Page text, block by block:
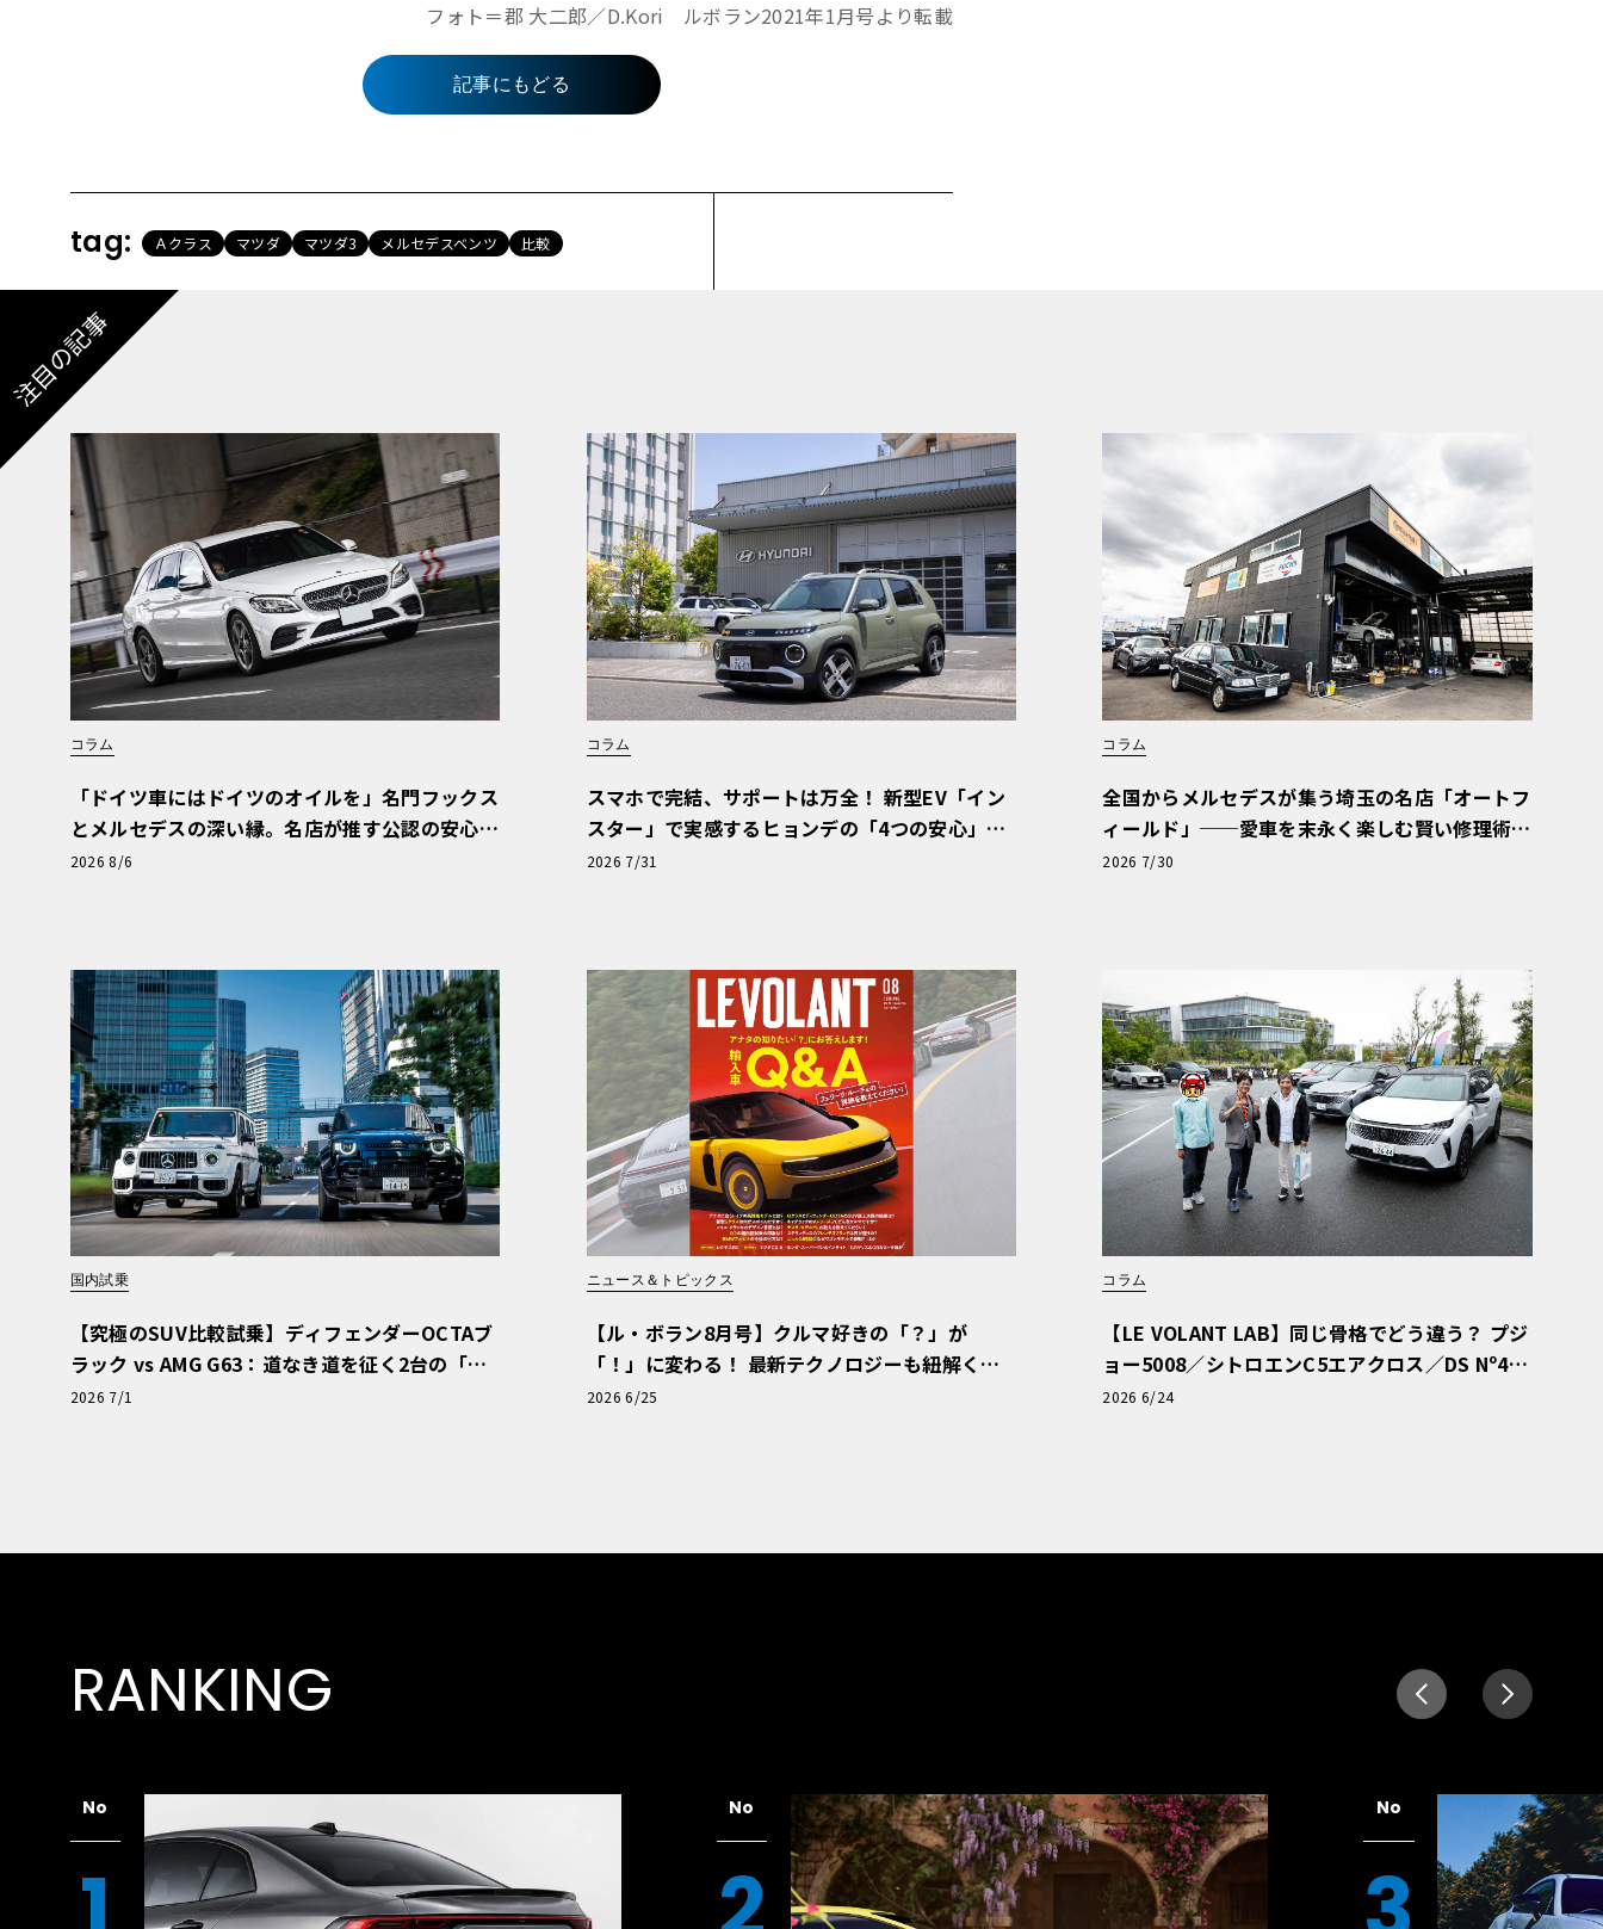
フォト＝郡 大二郎／D.Kori ルボラン2021年1月号より転載
記事にもどる
tag: Ａクラス マツダ マツダ3 メルセデスベンツ 比較
注目の記事
コラム
「ドイツ車にはドイツのオイルを」名門フックス
とメルセデスの深い縁。名店が推す公認の安心
と、Cクラスで味わうシルキーな走り〈PR〉
2026 8/6
コラム
スマホで完結、サポートは万全！ 新型EV「イン
スター」で実感するヒョンデの「4つの安心」
【第1回・ヒョンデ6つの疑問：Why? Hyunda
2026 7/31
コラム
全国からメルセデスが集う埼玉の名店「オートフ
ィールド」──愛車を末永く楽しむ賢い修理術
と、プロがフックス製オイルを選ぶ理由〈PR〉
2026 7/30
国内試乗
【究極のSUV比較試乗】ディフェンダーOCTAブ
ラック vs AMG G63：道なき道を征く2台の「対
極的アプローチ」
2026 7/1
ニュース＆トピックス
【ル・ボラン8月号】クルマ好きの「？」が
「！」に変わる！ 最新テクノロジーも紐解く
「輸入車Q&A」
2026 6/25
コラム
【LE VOLANT LAB】同じ骨格でどう違う？ プジ
ョー5008／シトロエンC5エアクロス／DS Nº4
読者一気乗りレポート
2026 6/24
RANKING
No No No